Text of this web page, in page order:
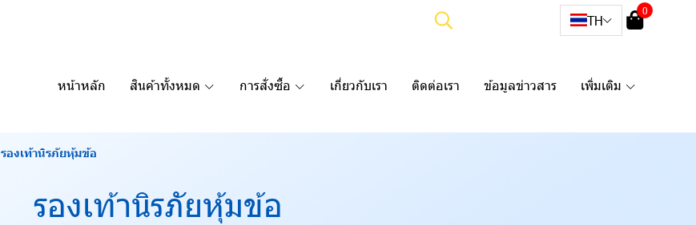
TH
0
หน้าหลัก สินค้าทั้งหมด การสั่งซื้อ เกี่ยวกับเรา ติดต่อเรา ข้อมูลข่าวสาร เพิ่มเติม
รองเท้านิรภัยหุ้มข้อ
รองเท้านิรภัยหุ้มข้อ